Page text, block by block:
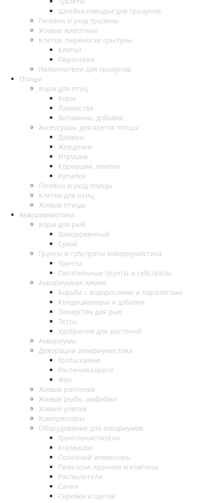
Шлейки,поводки для грызунов
Гигиена и уход грызуны
Живые животные
Клетки, переноски грызуны
Клетки
Переноски
Наполнители для грызунов
Птицы
Корм для птиц
Корм
Лакомства
Витамины, добавки
Аксессуары для клеток птицы
Домики
Жердочки
Игрушки
Кормушки, поилки
Купалки
Гигиена и уход птицы
Клетки для птиц
Живые птицы
Аквариумистика
Корм для рыб
Замороженный
Сухой
Грунты и субстраты аквариумистика
Грунты
Питательные грунты и субстраты
Аквариумная химия
Борьба с водорослями и паразитами
Кондиционеры и добавки
Лекарства для рыб
Тесты
Удобрения для растений
Аквариумы
Декорации аквариумистика
Гроты,камни
Растения,коряги
Фон
Живые растения
Живые рыбы, амфибии
Живые улитки
Компрессоры
Оборудование для аквариумов
Грунтоочистители
Кормушки
Полезный инвентарь
Присоски, краники и клапаны
Распылители
Сачки
Скребки и щетки